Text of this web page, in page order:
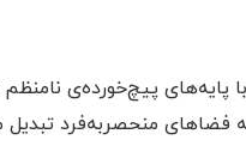
پایه‌های پیچ‌خورده‌ی
منحصربه‌فرد تبدیل